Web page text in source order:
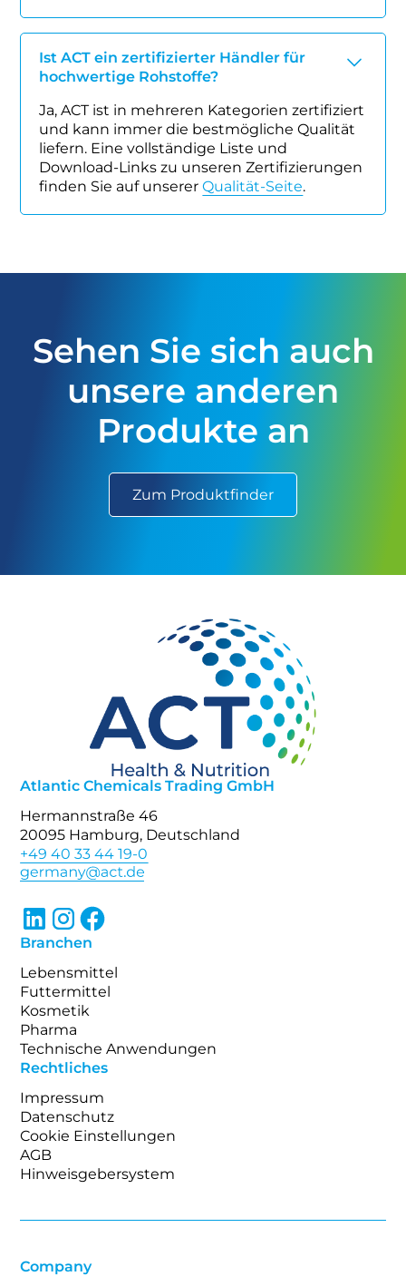
Ist ACT ein zertifizierter Händler für
hochwertige Rohstoffe?
Ja, ACT ist in mehreren Kategorien zertifiziert
und kann immer die bestmögliche Qualität
liefern. Eine vollständige Liste und
Download-Links zu unseren Zertifizierungen
finden Sie auf unsererQualität-Seite.
Sehen Sie sich auch
unsere anderen
Produkte an
Zum Produktfinder
Atlantic Chemicals Trading GmbH
Hermannstraße 46
20095 Hamburg, Deutschland
+49 40 33 44 19-0
Branchen
Lebensmittel
Futtermittel
Kosmetik
Pharma
Technische Anwendungen
Rechtliches
Impressum
Datenschutz
Cookie Einstellungen
AGB
Hinweisgebersystem
Company